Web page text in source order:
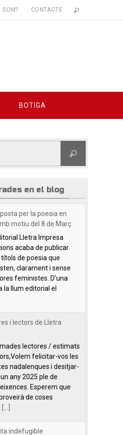
SOM? CONTACTE
BOTIGA
en el blog
per la poesia en
motiu del 8 de Març
Lletra Impresa
acaba de publicar
de poesia que
clarament i sense
feministes. D’una
la llum editorial el
i lectors de Lletra
lectores / estimats
felicitar-vos les
nadalenques i desitjar-
any 2025 ple de
Esperem que
de coses
indefugible